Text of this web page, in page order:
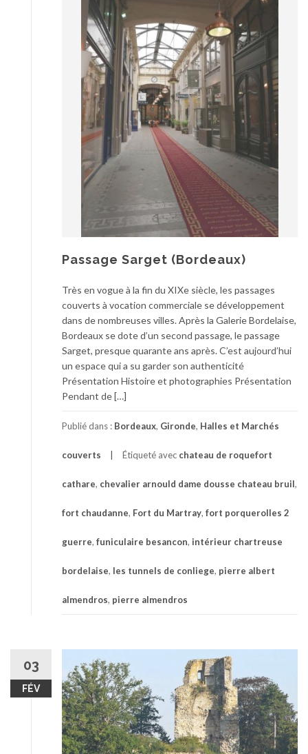
Passage Sarget (Bordeaux)
Très en vogue à la fin du XIXe siècle, les passages
couverts à vocation commerciale se développement
dans de nombreuses villes. Après la Galerie Bordelaise,
Bordeaux se dote d’un second passage, le passage
Sarget, presque quarante ans après. C’est aujourd’hui
un espace qui a su garder son authenticité
Présentation Histoire et photographies Présentation
Pendant de […]
Publié dans : Bordeaux, Gironde, Halles et Marchés
couverts Étiqueté avec chateau de roquefort
cathare, chevalier arnould dame dousse chateau bruil,
fort chaudanne, Fort du Martray, fort porquerolles 2
guerre, funiculaire besancon, intérieur chartreuse
bordelaise, les tunnels de conliege, pierre albert
almendros, pierre almendros
03
FÉV